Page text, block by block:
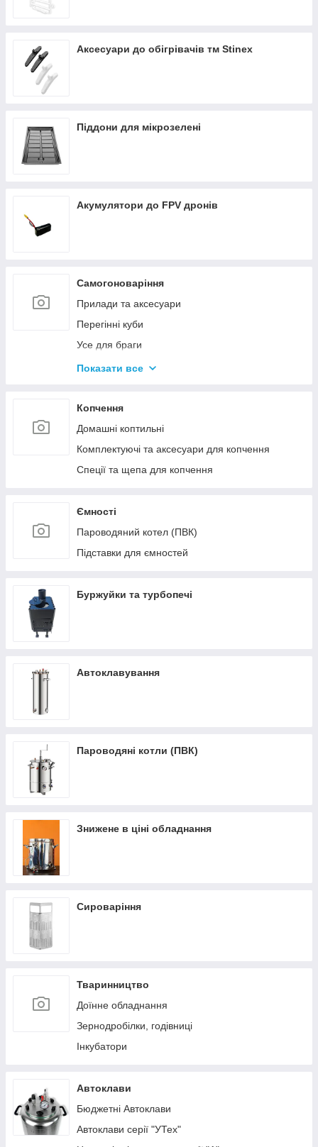
Аксесуари до обігрівачів тм Stinex
Піддони для мікрозелені
Акумулятори до FPV дронів
Самогоноваріння
Прилади та аксесуари
Перегінні куби
Усе для браги
Комплектуючі та запчастини
Колони без ємності
Показати все
Копчення
Домашні коптильні
Комплектуючі та аксесуари для копчення
Спеції та щепа для копчення
Ємності
Пароводяний котел (ПВК)
Підставки для ємностей
Буржуйки та турбопечі
Автоклавування
Пароводяні котли (ПВК)
Знижене в ціні обладнання
Сироваріння
Тваринництво
Доїнне обладнання
Зернодробілки, годівниці
Інкубатори
Автоклави
Бюджетні Автоклави
Автоклави серії "УТех"